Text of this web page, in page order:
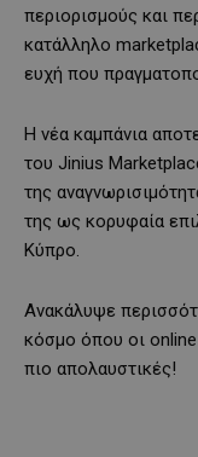
περιορισμούς και
κατάλληλο
ευχή που
Η νέα καμπάνια
του Jinius
της
της ως κορυφαία
Κύπρο.
Ανακάλυψε
κόσμο όπου οι online
πιο απολαυστικές!